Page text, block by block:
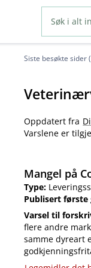
Siste besøkte sider (
Oppdatert fra
Varslene er
Mangel på
Type:
Publisert første
Varsel til
flere andre
samme dyreart